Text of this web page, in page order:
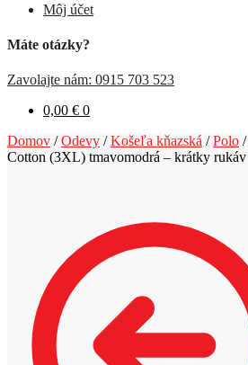
Môj účet
Máte otázky?
Zavolajte nám: 0915 703 523
0,00 € 0
Domov /Odevy /Košeľa kňazská /Polo /
Cotton (3XL) tmavomodrá – krátky rukáv